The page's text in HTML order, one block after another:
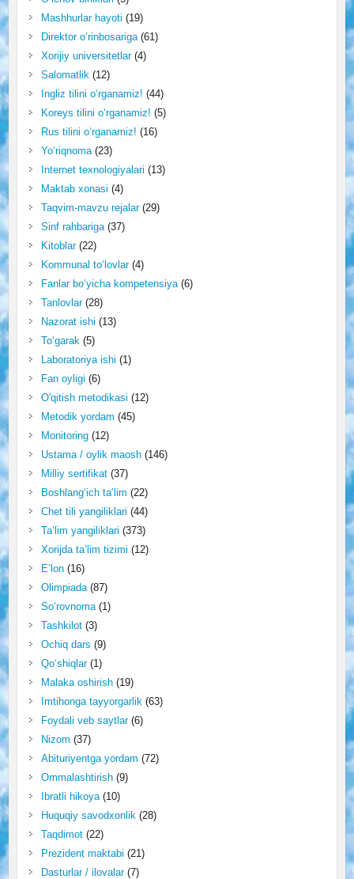
Mashhurlar hayoti (19)
Direktor o‘rinbosariga(61)
Xorijiy universitetlar(4)
Salomatlik(12)
Ingliz tilini o‘rganamiz! (44)
Koreys tilini o‘rganamiz! (5)
Rus tilini o‘rganamiz! (16)
Yo‘riqnoma(23)
Internet texnologiyalari (13)
Maktab xonasi (4)
Taqvim-mavzu rejalar(29)
Sinf rahbariga(37)
Kitoblar(22)
Kommunal to‘lovlar(4)
Fanlar bo‘yicha kompetensiya(6)
Tanlovlar(28)
Nazorat ishi (13)
To‘garak(5)
Laboratoriya ishi (1)
Fan oyligi (6)
O'qitish metodikasi (12)
Metodik yordam (45)
Monitoring(12)
Ustama / oylik maosh(146)
Milliy sertifikat(37)
Boshlang‘ich ta’lim (22)
Chet tili yangiliklari (44)
Ta’lim yangiliklari (373)
Xorijda ta’lim tizimi (12)
E’lon(16)
Olimpiada(87)
So‘rovnoma(1)
Tashkilot(3)
Ochiq dars (9)
Qo‘shiqlar(1)
Malaka oshirish(19)
Imtihonga tayyorgarlik(63)
Foydali veb saytlar(6)
Nizom (37)
Abituriyentga yordam (72)
Ommalashtirish(9)
Ibratli hikoya(10)
Huquqiy savodxonlik(28)
Taqdimot(22)
Prezident maktabi (21)
Dasturlar / ilovalar(7)